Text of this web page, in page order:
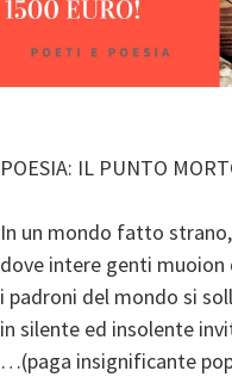
POESIA: IL PUNTO
In un mondo fatto strano,
dove intere genti
i padroni del mondo si
in silente ed insolente
…(paga insignificante